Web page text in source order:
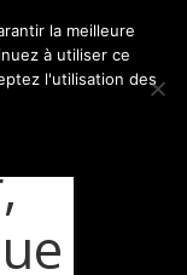
:
la meilleure
à utiliser ce
l'utilisation des